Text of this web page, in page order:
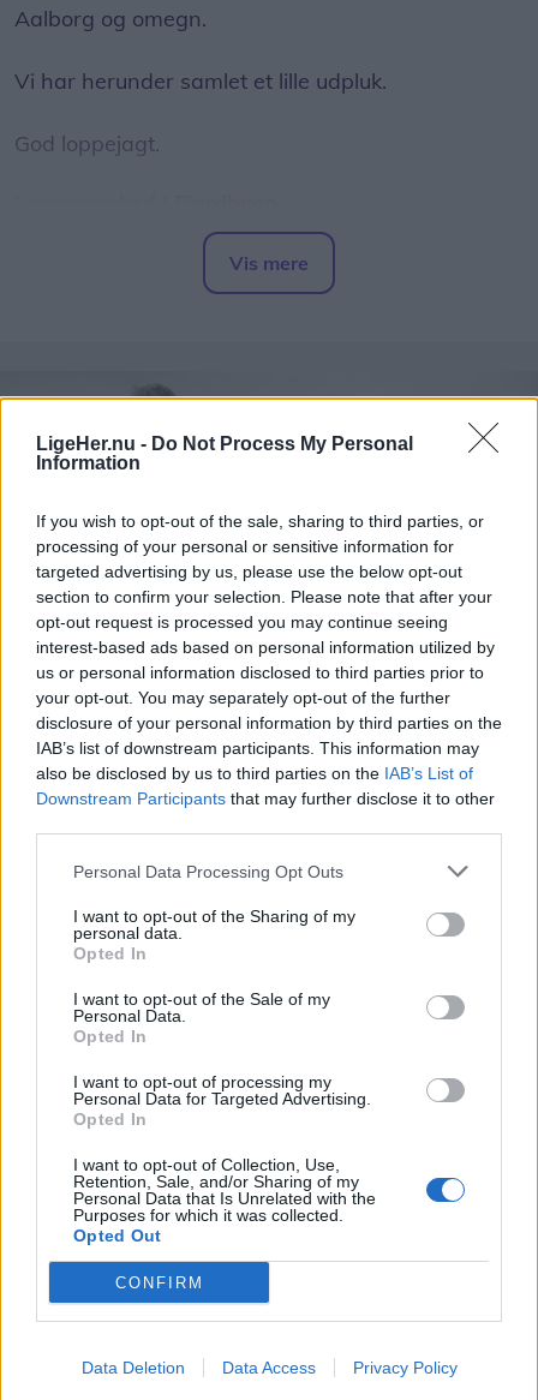
LigeHer.nu - Do Not Process My Personal
Information
If you wish to opt-out of the sale, sharing to third parties, or
processing of your personal or sensitive information for
targeted advertising by us, please use the below opt-out
section to confirm your selection. Please note that after your
opt-out request is processed you may continue seeing
interest-based ads based on personal information utilized by
us or personal information disclosed to third parties prior to
your opt-out. You may separately opt-out of the further
disclosure of your personal information by third parties on the
IAB’s list of downstream participants. This information may
also be disclosed by us to third parties on the IAB’s List of
Downstream Participants that may further disclose it to other
Personal Data Processing Opt Outs
I want to opt-out of the Sharing of my
personal data.
Opted In
I want to opt-out of the Sale of my
Personal Data.
Opted In
I want to opt-out of processing my
Personal Data for Targeted Advertising.
Opted In
I want to opt-out of Collection, Use,
Retention, Sale, and/or Sharing of my
Personal Data that Is Unrelated with the
Purposes for which it was collected.
Opted Out
CONFIRM
Data Deletion Data Access Privacy Policy
Aalborg og omegn.
Vi har herunder samlet et lille udpluk.
God loppejagt.
Traditionen tro forvandles Fjordbyen den anden
lørdag i august til et stort og hyggeligt
Her kan du købe andres guld fra gemmerne, og du
Alle kan nemlig frit opstille salgsboder - såfremt at
genstande efterfølgende fjernes fra Fjordbyen, og
der ryddes op ved den pågældende stand.
Læs mere om regler og information om opstilling
af boderher.
Markedet finder sted klokken 10-16 i Fjordbyen
ved Vestbyen.
Markedsdag på Egholm
Når du har været til loppemarked i Fjordbyen, kan
du med fordel tage færgen over til Egholm.
Her afholdes markedsdag ved Regnmildgaard for
tredje år i træk.
Her står øens beboere klar til at sælge
finde nips, legetøj, tøj, strik og hjemmelavede
lækkerier.
Markedet finder sted klokken 10-16.
Markedsdag på Egholm vender
tilbage
Vis mere
Mennesker
Store kommunale forskelle i
forekomsten af demens i Nordjylland
Følg os på Discover
09. august 2026 kl. 11.00
NORDJYLLAND: Region Nordjylland har den
laveste forekomst af demens blandt ældre
borgere i Danmark. Inden for regionen er der dog
Rebild Kommune har den højeste andel af borgere
med demens, mens Jammerbugt Kommune har
den laveste.
Det skriver FOA i en pressemeddelelse.
Samtidig advarer FOA om, at det stigende antal
borgere med demens lægger et voksende pres på
Del artikel